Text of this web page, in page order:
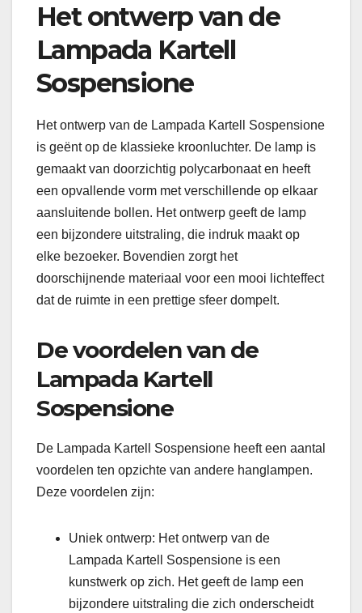
Het ontwerp van de
Lampada Kartell
Sospensione
Het ontwerp van de Lampada Kartell Sospensione
is geënt op de klassieke kroonluchter. De lamp is
gemaakt van doorzichtig polycarbonaat en heeft
een opvallende vorm met verschillende op elkaar
aansluitende bollen. Het ontwerp geeft de lamp
een bijzondere uitstraling, die indruk maakt op
elke bezoeker. Bovendien zorgt het
doorschijnende materiaal voor een mooi lichteffect
dat de ruimte in een prettige sfeer dompelt.
De voordelen van de
Lampada Kartell
Sospensione
De Lampada Kartell Sospensione heeft een aantal
voordelen ten opzichte van andere hanglampen.
Deze voordelen zijn:
Uniek ontwerp: Het ontwerp van de
Lampada Kartell Sospensione is een
kunstwerk op zich. Het geeft de lamp een
bijzondere uitstraling die zich onderscheidt